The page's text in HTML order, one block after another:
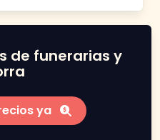
de funerarias y
ya